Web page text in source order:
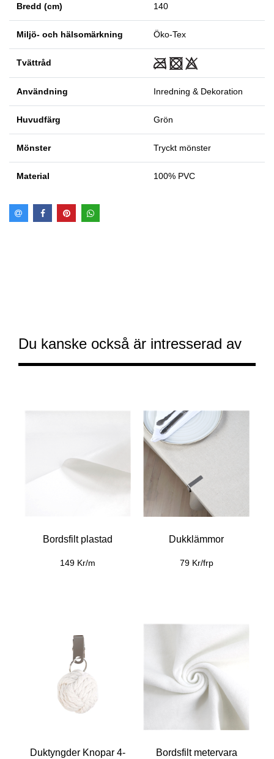
Bredd (cm) 140
Miljö- och hälsomärkning Öko-Tex
Tvättråd
Användning Inredning & Dekoration
Huvudfärg Grön
Mönster Tryckt mönster
Material 100% PVC
Du kanske också är intresserad av
Bordsfilt plastad
149 Kr/m
Dukklämmor
79 Kr/frp
Duktyngder Knopar 4-
Bordsfilt metervara